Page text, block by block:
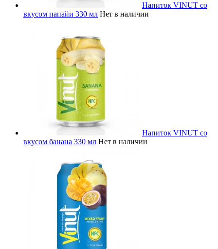
Напиток VINUT со
вкусом папайи 330 мл Нет в наличии
Напиток VINUT со
вкусом банана 330 мл Нет в наличии